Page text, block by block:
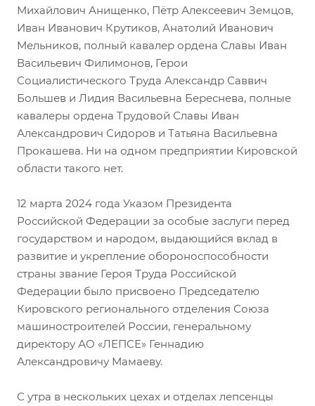
Михайлович Анищенко, Пётр Алексеевич Земцов,
Иван Иванович Крутиков, Анатолий Иванович
Мельников, полный кавалер ордена Славы Иван
Васильевич Филимонов, Герои
Социалистического Труда Александр Саввич
Большев и Лидия Васильевна Береснева, полные
кавалеры ордена Трудовой Славы Иван
Александрович Сидоров и Татьяна Васильевна
Прокашева. Ни на одном предприятии Кировской
области такого нет.
12 марта 2024 года Указом Президента
Российской Федерации за особые заслуги перед
государством и народом, выдающийся вклад в
развитие и укрепление обороноспособности
страны звание Героя Труда Российской
Федерации было присвоено Председателю
Кировского регионального отделения Союза
машиностроителей России, генеральному
директору АО «ЛЕПСЕ» Геннадию
Александровичу Мамаеву.
С утра в нескольких цехах и отделах лепсенцы